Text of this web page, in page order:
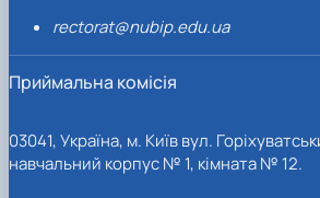
rectorat@nubip.edu.ua
Приймальна комісія
03041, Україна, м. Київ вул.
навчальний корпус № 1, кімната № 12.